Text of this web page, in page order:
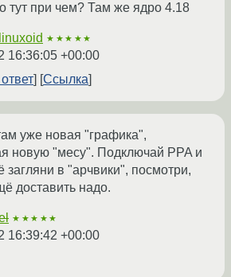
тут при чем? Там же ядро 4.18
★★★★★
16:36:05 +00:00
Ссылка
уже новая "графика",
новую "месу". Подключай PPA и
загляни в "арчвики", посмотри,
доставить надо.
★★★★★
16:39:42 +00:00